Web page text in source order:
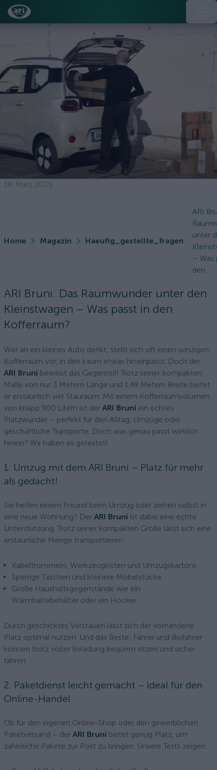
18. März 2025
Home Magazin Haeufig_gestellte_fragen
ARI
unter
– Was
den...
ARI Bruni: Das Raumwunder unter den
Kleinstwagen – Was passt in den
Kofferraum?
Wer an ein kleines Auto denkt, stellt sich oft einen winzigen
Kofferraum vor, in den kaum etwas hineinpasst. Doch der
ARI Bruni beweist das Gegenteil! Trotz seiner kompakten
Maße von nur 3 Metern Länge und 1,49 Metern Breite bietet
er erstaunlich viel Stauraum. Mit einem Kofferraumvolumen
von knapp 900 Litern ist der ARI Bruni ein echtes
Platzwunder – perfekt für den Alltag, Umzüge oder
geschäftliche Transporte. Doch was genau passt wirklich
hinein? Wir haben es getestet!
1. Umzug mit dem ARI Bruni – Platz für mehr
als gedacht!
Sie helfen einem Freund beim Umzug oder ziehen selbst in
eine neue Wohnung? Der ARI Bruni ist dabei eine echte
Unterstützung. Trotz seiner kompakten Größe lässt sich eine
erstaunliche Menge transportieren:
Kabeltrommeln, Werkzeugkisten und Umzugskartons
Sperrige Taschen und kleinere Möbelstücke
Große Haushaltsgegenstände wie ein
Warmhaltebehälter oder ein Hocker
Durch geschicktes Verstauen lässt sich der vorhandene
Platz optimal nutzen. Und das Beste: Fahrer und Beifahrer
können trotz voller Beladung bequem sitzen und sicher
fahren.
2. Paketdienst leicht gemacht – Ideal für den
Online-Handel
Ob für den eigenen Online-Shop oder den gewerblichen
Paketversand – der ARI Bruni bietet genug Platz, um
zahlreiche Pakete zur Post zu bringen. Unsere Tests zeigen: